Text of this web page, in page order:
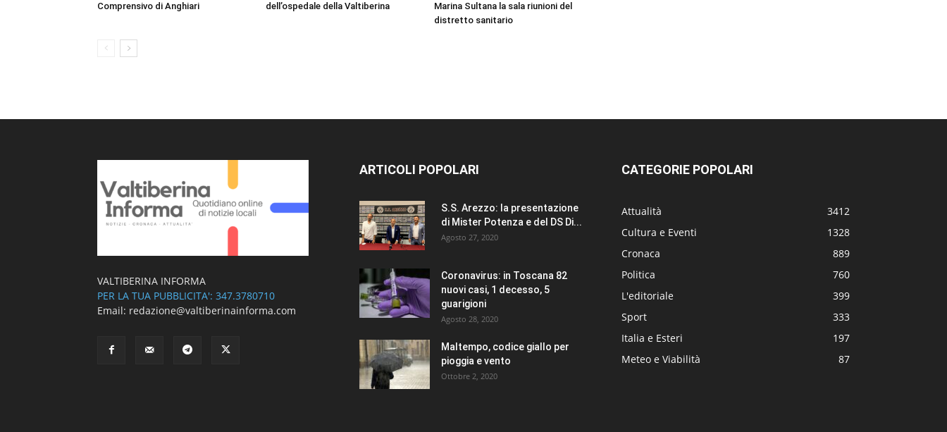
Comprensivo di Anghiari
dell’ospedale della Valtiberina
Marina Sultana la sala riunioni del
distretto sanitario
VALTIBERINA INFORMA
PER LA TUA PUBBLICITA': 347.3780710
Email: redazione@valtiberinainforma.com
ARTICOLI POPOLARI
S.S. Arezzo: la presentazione
di Mister Potenza e del DS Di...
Agosto 27, 2020
Coronavirus: in Toscana 82
nuovi casi, 1 decesso, 5
guarigioni
Agosto 28, 2020
Maltempo, codice giallo per
pioggia e vento
Ottobre 2, 2020
CATEGORIE POPOLARI
Attualità
3412
Cultura e Eventi
1328
Cronaca
889
Politica
760
L'editoriale
399
Sport
333
Italia e Esteri
197
Meteo e Viabilità
87